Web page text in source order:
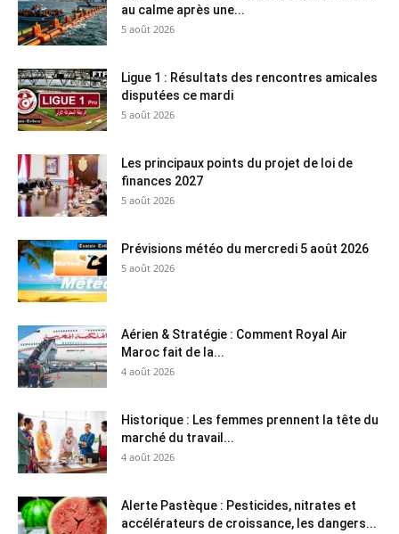
au calme après une...
5 août 2026
Ligue 1 : Résultats des rencontres amicales
disputées ce mardi
5 août 2026
Les principaux points du projet de loi de
finances 2027
5 août 2026
Prévisions météo du mercredi 5 août 2026
5 août 2026
Aérien & Stratégie : Comment Royal Air
Maroc fait de la...
4 août 2026
Historique : Les femmes prennent la tête du
marché du travail...
4 août 2026
Alerte Pastèque : Pesticides, nitrates et
accélérateurs de croissance, les dangers...